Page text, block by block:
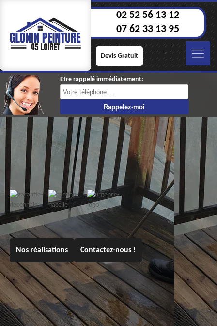
02 52 56 13 12
07 62 33 13 95
Devis Gratuit
Etre rappelé immédiatement:
Nos réalisations Contactez-nous !